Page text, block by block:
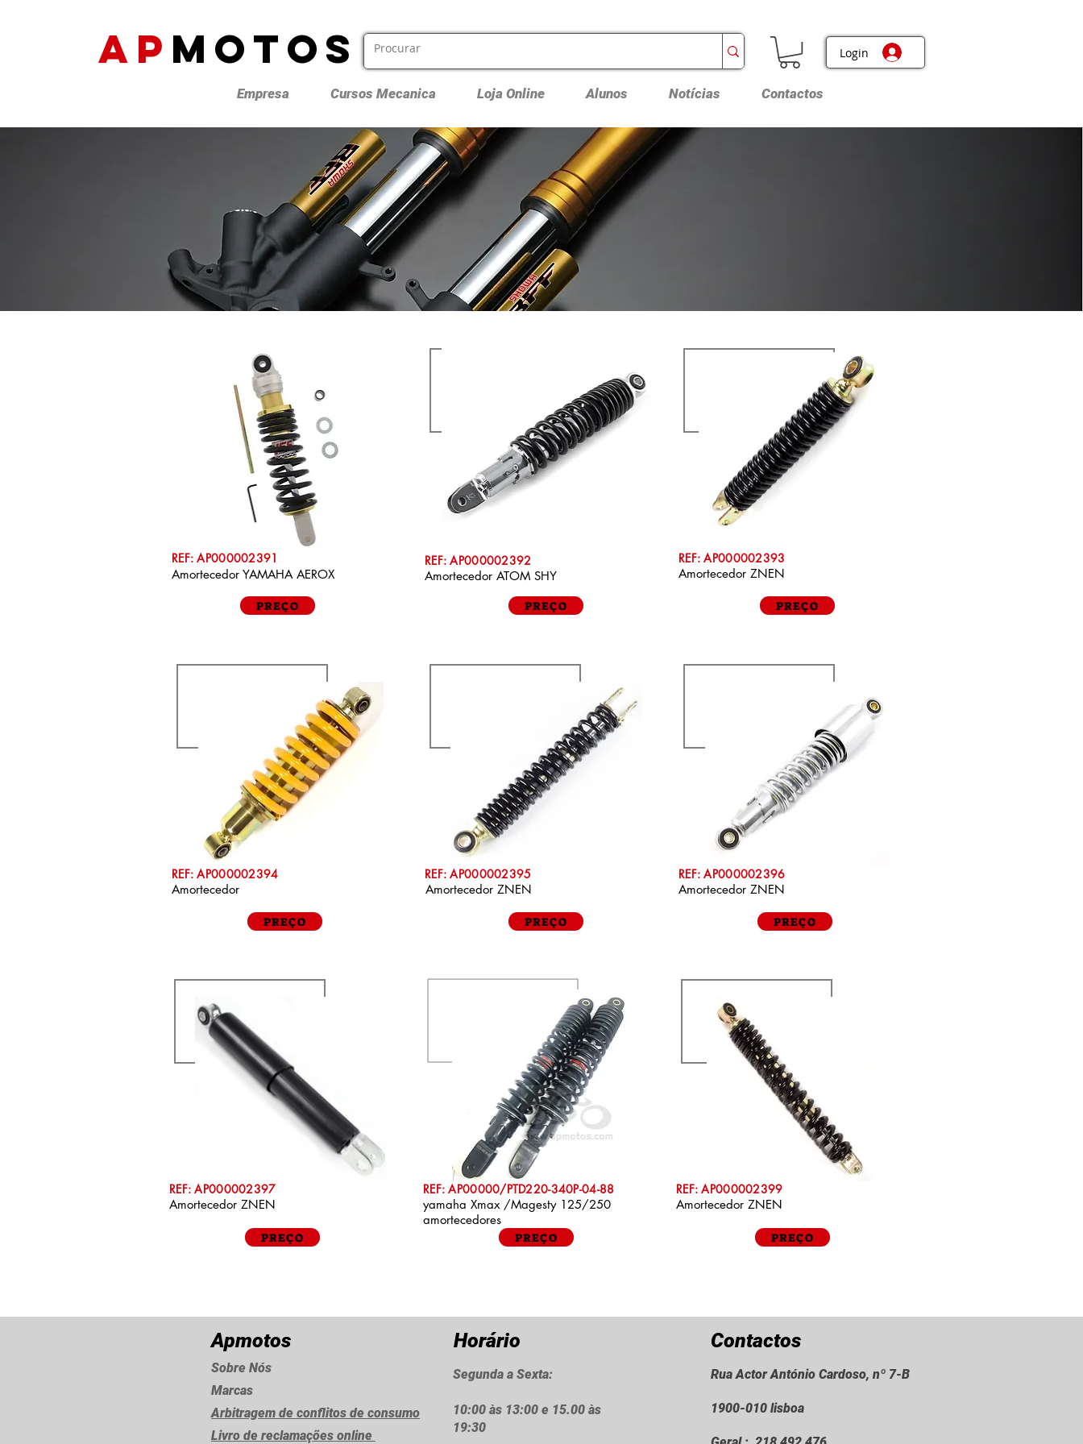
AP MOTOS Login
Empresa Cursos Mecanica Loja Online Alunos Notícias Contactos
REF: AP000002391
Amortecedor YAMAHA AEROX
PREÇO
REF: AP000002392
Amortecedor ATOM SHY
PREÇO
REF: AP000002393
Amortecedor ZNEN
PREÇO
REF: AP000002394
Amortecedor
PREÇO
REF: AP000002395
Amortecedor ZNEN
PREÇO
REF: AP000002396
Amortecedor ZNEN
PREÇO
REF: AP000002397
Amortecedor ZNEN
PREÇO
REF: AP00000/PTD220-340P-04-88
yamaha Xmax /Magesty 125/250
amortecedores
PREÇO
REF: AP000002399
Amortecedor ZNEN
PREÇO
Apmotos
Sobre Nós
Marcas
Arbitragem de conflitos de consumo
Livro de reclamações online
Horário
Segunda a Sexta:
10:00 às 13:00 e 15.00 às
19:30
Contactos
Rua Actor António Cardoso, nº 7-B
1900-010 lisboa